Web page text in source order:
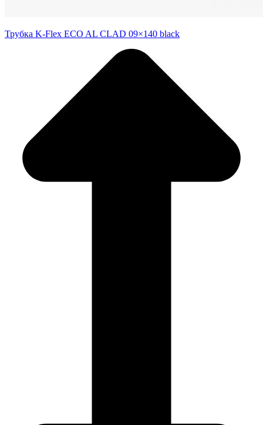
Трубка K-Flex ECO AL CLAD 09×140 black